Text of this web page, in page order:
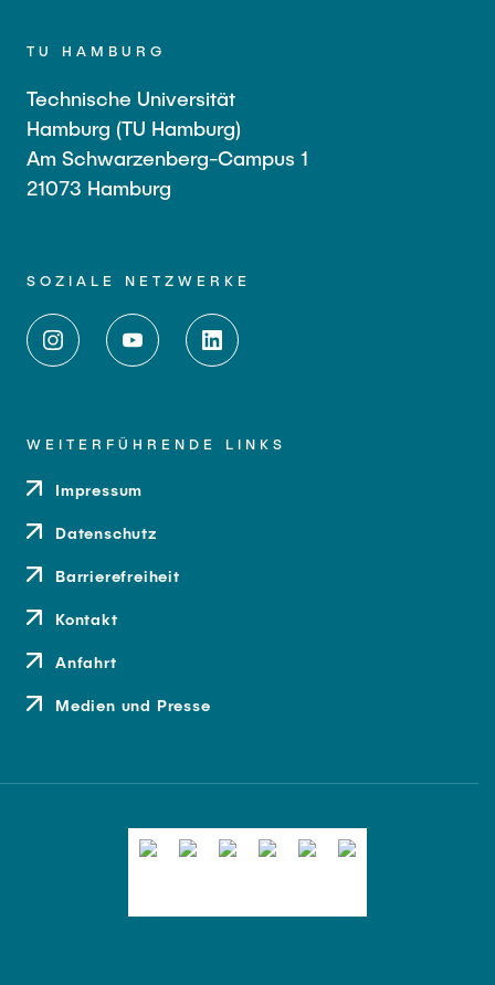
TU HAMBURG
Technische Universität
Hamburg (TU Hamburg)
Am Schwarzenberg-Campus 1
21073 Hamburg
SOZIALE NETZWERKE
WEITERFÜHRENDE LINKS
Impressum
Datenschutz
Barrierefreiheit
Kontakt
Anfahrt
Medien und Presse